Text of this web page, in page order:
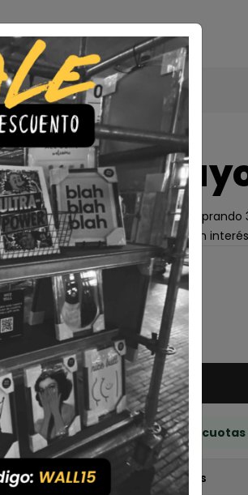
& láminasPlazos de Entrega
|Cuadro
🇨🇱 Envío gratis a todo Chile comprando
💎 Calidad Premium💳 3 Cuotas sin interés
TAMAÑO
30x40 40x60
LÁMINA
Con Marco Sin Marco
Cantidad
💳 Compra ahora y paga en 3
Mostrar stock de ubicaciones